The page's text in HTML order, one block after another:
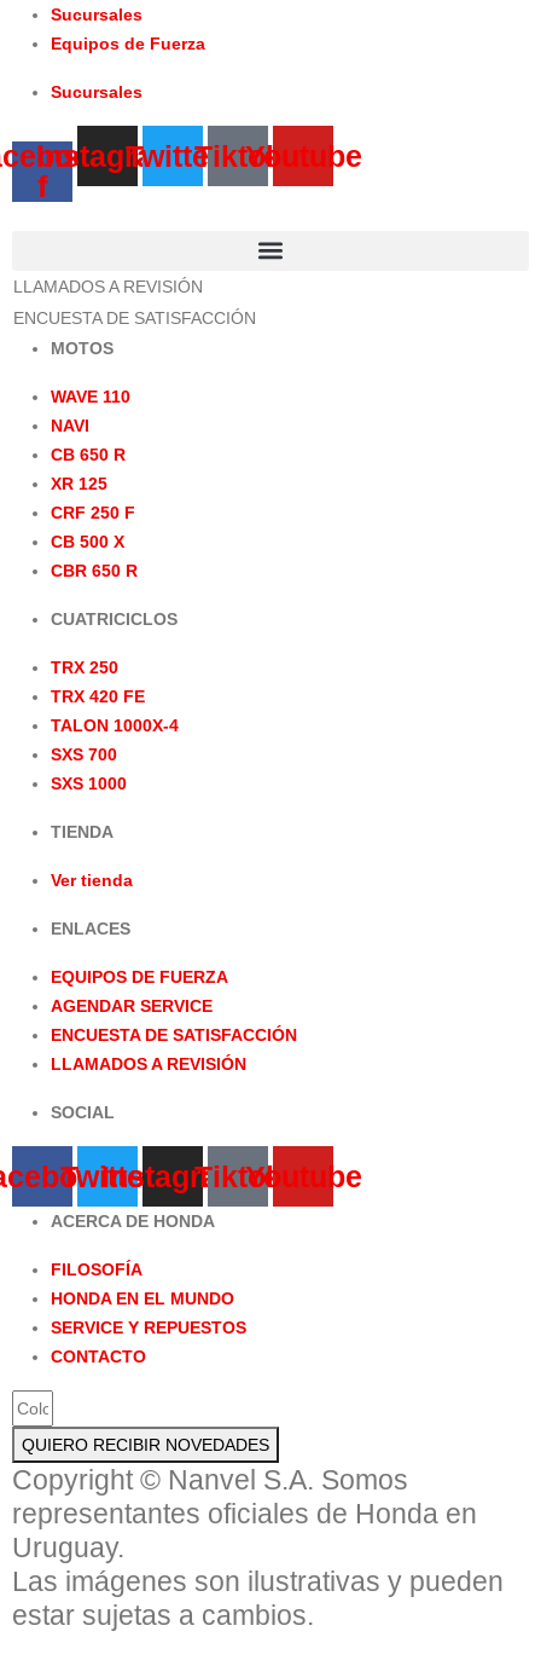
Sucursales
Equipos de Fuerza
Sucursales
f
Instagram
TwitterTiktokYoutube
LLAMADOS A REVISIÓN
ENCUESTA DE SATISFACCIÓN
MOTOS
WAVE 110
NAVI
CB 650 R
XR 125
CRF 250 F
CB 500 X
CBR 650 R
CUATRICICLOS
TRX 250
TRX 420 FE
TALON 1000X-4
SXS 700
SXS 1000
TIENDA
Ver tienda
ENLACES
EQUIPOS DE FUERZA
AGENDAR SERVICE
ENCUESTA DE SATISFACCIÓN
LLAMADOS A REVISIÓN
SOCIAL
Twitter
Instagram
TiktokYoutube
ACERCA DE HONDA
FILOSOFÍA
HONDA EN EL MUNDO
SERVICE Y REPUESTOS
CONTACTO
QUIERO RECIBIR NOVEDADES
Copyright © Nanvel S.A. Somos
representantes oficiales de Honda en
Uruguay.
Las imágenes son ilustrativas y pueden
estar sujetas a cambios.